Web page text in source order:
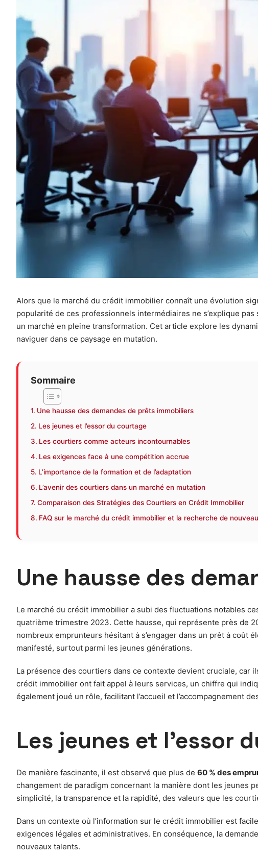
Alors que le marché du crédit immobilier connaît une évolution
popularité de ces professionnels intermédiaires ne s’explique
un marché en pleine transformation. Cet article explore les
naviguer dans ce paysage en mutation.
Sommaire
Une hausse des demandes de prêts immobiliers
Les jeunes et l’essor du courtage
Les courtiers comme acteurs incontournables
Les exigences face à une compétition accrue
L’importance de la formation et de l’adaptation
L’avenir des courtiers dans un marché en mutation
Comparaison des Stratégies des Courtiers en Crédit Immobilier
FAQ sur le marché du crédit immobilier et la recherche de
Une hausse des
Le marché du crédit immobilier a subi des fluctuations notables
quatrième trimestre 2023. Cette hausse, qui représente près de
nombreux emprunteurs hésitant à s’engager dans un prêt à coût
manifesté, surtout parmi les jeunes générations.
La présence des courtiers dans ce contexte devient cruciale, car
crédit immobilier ont fait appel à leurs services, un chiffre qui
également joué un rôle, facilitant l’accueil et l’accompagnement
Les jeunes et l’essor
De manière fascinante, il est observé que plus de 60 % des
changement de paradigm concernant la manière dont les jeunes
simplicité, la transparence et la rapidité, des valeurs que les
Dans un contexte où l’information sur le crédit immobilier est
exigences légales et administratives. En conséquence, la
nouveaux talents.